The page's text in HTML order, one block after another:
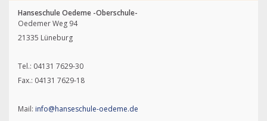
Hanseschule Oedeme -Oberschule-
Oedemer Weg 94
21335 Lüneburg
Tel.: 04131 7629-30
Fax.: 04131 7629-18
Mail: info@hanseschule-oedeme.de